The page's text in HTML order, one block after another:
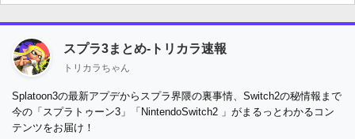
スプラ3まとめ-トリカラ速報
トリカラちゃん
Splatoon3の最新アプデからスプラ界隈の裏事情、Switch2の秘情報まで
今の「スプラトゥーン3」「NintendoSwitch2 」がまるっとわかるコン
テンツをお届け！